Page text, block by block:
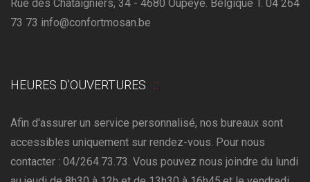
Rue des Châtaigniers, 34 - 4680 Oupeye. Belgique T. 04 264
73 73 info@confortmosan.be
HEURES D’OUVERTURES
Afin d'assurer un service personnalisé, nos bureaux sont
accessibles uniquement sur rendez-vous. Pour nous
contacter : 04/264.73.73. Vous pouvez nous joindre du lundi